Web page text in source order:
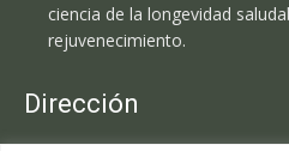
ciencia de la longevidad
rejuvenecimiento.
Dirección